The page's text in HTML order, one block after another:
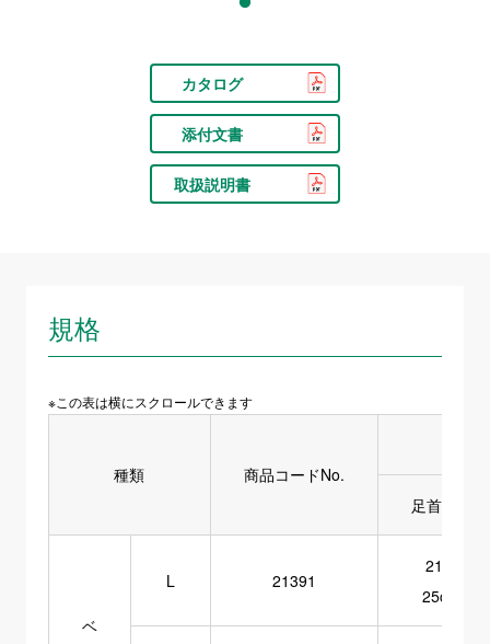
カタログ
添付文書
取扱説明書
規格
※この表は横にスクロールできます
種類
商品コードNo.
足首周囲
ベ
L 21391
21～
25cm